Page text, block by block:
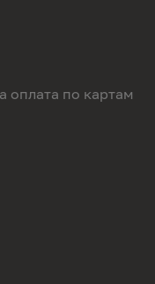
оплата по картам